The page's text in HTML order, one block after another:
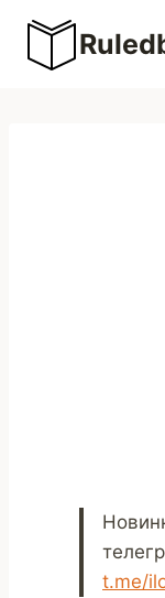
Перейти
содержимому
t.me/